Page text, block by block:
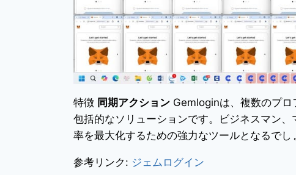
特徴 同期アクション Gemloginは、複数のプ
包括的なソリューションです。ビジネスマン
率を最大化するための強力なツールとなるでし
参考リンク: ジェムログイン